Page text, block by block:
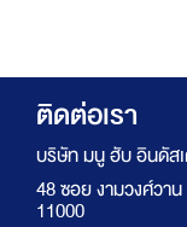
ติดต่อเรา
บริษัท มนู ฮับ อินดัส
48 ซอย งามวงศ์วา
11000